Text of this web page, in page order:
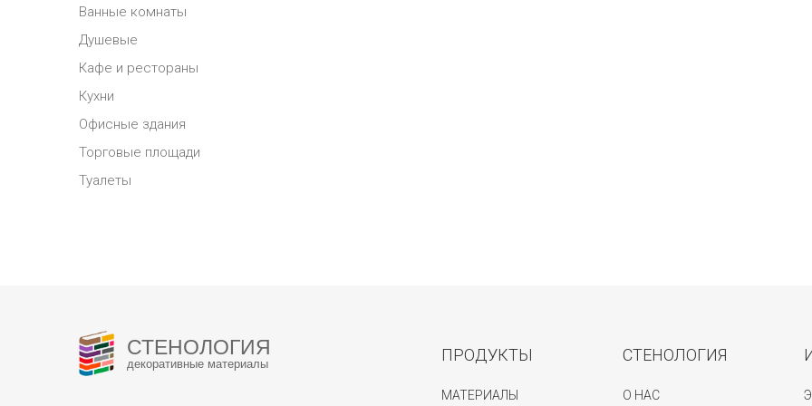
Ванные комнаты
Душевые
Кафе и рестораны
Кухни
Офисные здания
Торговые площади
Туалеты
СТЕНОЛОГИЯ
декоративные материалы ПРОДУКТЫ
МАТЕРИАЛЫ
СТЕНОЛОГИЯ
О НАС